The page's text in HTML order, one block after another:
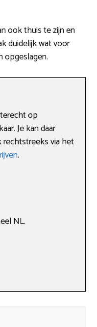
ook thuis te zijn en
duidelijk wat voor
opgeslagen.
op
Je kan daar
rechtstreeks via het
.
NL.